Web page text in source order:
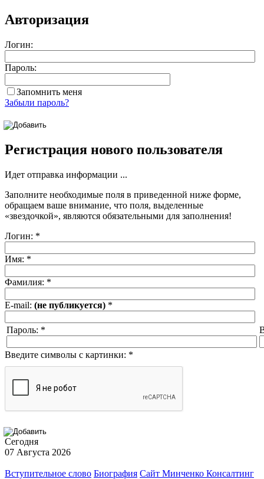
Авторизация
Логин:
Пароль:
Запомнить меня
Забыли пароль?
Регистрация нового пользователя
Идет отправка информации ...
Заполните необходимые поля в приведенной ниже форме,
обращаем ваше внимание, что поля, выделенные
«звездочкой», являются обязательными для заполнения!
Логин: *
Имя: *
Фамилия: *
E-mail: (не публикуется) *
Пароль: *
Введите символы с картинки: *
Сегодня
07 Августа 2026
Вступительное слово Биография Сайт Минченко Консалтинг